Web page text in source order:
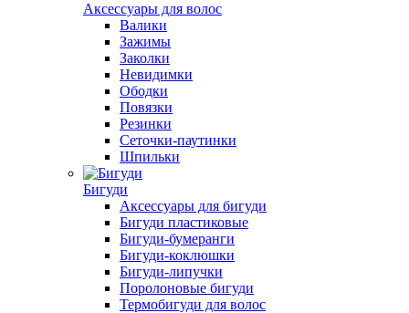
Аксессуары для волос
Валики
Зажимы
Заколки
Невидимки
Ободки
Повязки
Резинки
Сеточки-паутинки
Шпильки
Бигуди
Аксессуары для бигуди
Бигуди пластиковые
Бигуди-бумеранги
Бигуди-коклюшки
Бигуди-липучки
Поролоновые бигуди
Термобигуди для волос